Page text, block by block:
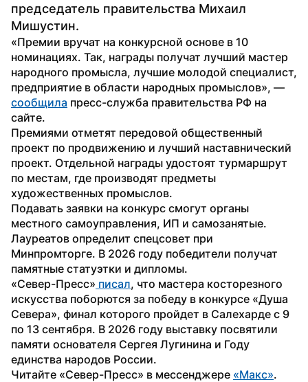
председатель правительства Михаил
Мишустин.
«Премии вручат на конкурсной основе в 10
номинациях. Так, награды получат лучший мастер
народного промысла, лучшие молодой специалист,
сообщила пресс-служба правительства РФ на
сайте.
Премиями отметят передовой общественный
проект по продвижению и лучший наставнический
проект. Отдельной награды удостоят турмаршрут
по местам, где производят предметы
художественных промыслов.
Подавать заявки на конкурс смогут органы
местного самоуправления, ИП и самозанятые.
Лауреатов определит спецсовет при
Минпромторге. В 2026 году победители получат
памятные статуэтки и дипломы.
«Север-Пресс» писал, что мастера косторезного
искусства поборются за победу в конкурсе «Душа
Севера», финал которого пройдет в Салехарде с 9
по 13 сентября. В 2026 году выставку посвятили
памяти основателя Сергея Лугинина и Году
единства народов России.
Читайте «Север-Пресс» в мессенджере «Макс».